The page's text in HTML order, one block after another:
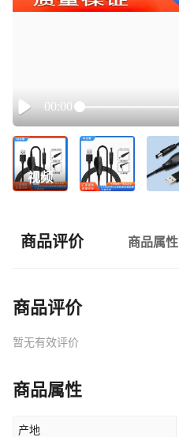
Play
00:00
视频
商品评价 商品属性
商品评价
暂无有效评价
商品属性
产地